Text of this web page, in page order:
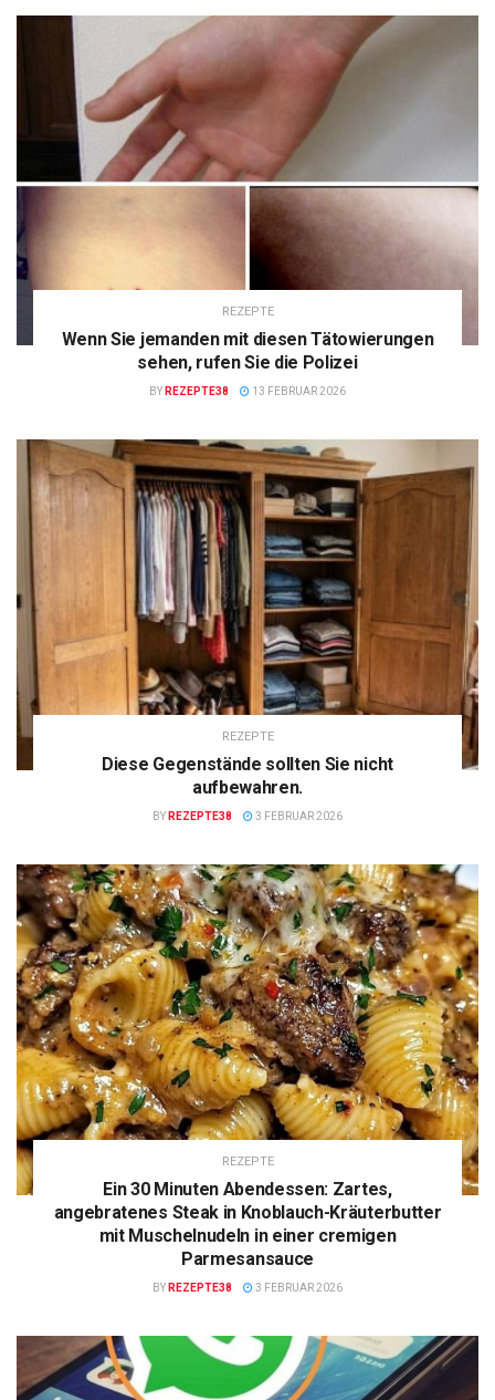
REZEPTE
Wenn Sie jemanden mit diesen Tätowierungen
sehen, rufen Sie die Polizei
BY REZEPTE38 13 FEBRUAR 2026
REZEPTE
Diese Gegenstände sollten Sie nicht
aufbewahren.
BY REZEPTE38 3 FEBRUAR 2026
REZEPTE
Ein 30 Minuten Abendessen: Zartes,
angebratenes Steak in Knoblauch-Kräuterbutter
mit Muschelnudeln in einer cremigen
Parmesansauce
BY REZEPTE38 3 FEBRUAR 2026